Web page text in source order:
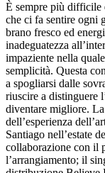
È sempre più difficile
che ci fa sentire ogni
brano fresco ed
inadeguatezza
impaziente nella
semplicità. Questa
a spogliarsi dalle
riuscire a distinguere
diventare migliore. La
dell’esperienza
Santiago nell’estate
collaborazione con il
l’arrangiamento; il